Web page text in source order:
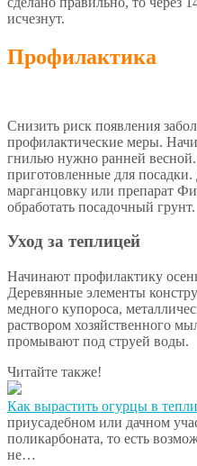
исчезнут.
Профилактика
Снизить риск появления
профилактические меры.
гнилью нужно ранней
приготовленные для
марганцовку или препарат
обработать посадочный грунт.
Уход за теплицей
Начинают профилактику
Деревянные элементы
медного купороса,
раствором хозяйственного
промывают под струей воды.
Читайте также!
Как вырастить огурцы в
приусадебном или дачном
поликарбоната, то есть
не…